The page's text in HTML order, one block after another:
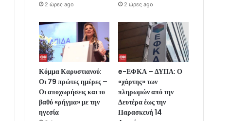
2 ώρες ago 2 ώρες ago
Κόμμα Καρυστιανού:
Οι 79 πρώτες ημέρες –
Οι αποχωρήσεις και το
βαθύ «ρήγμα» με την
ηγεσία
e-ΕΦΚΑ – ΔΥΠΑ: Ο
«χάρτης» των
πληρωμών από την
Δευτέρα έως την
Παρασκευή 14